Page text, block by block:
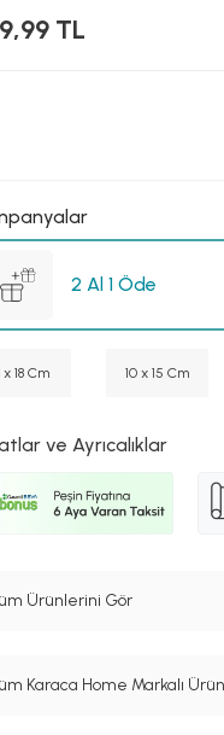
TL
2 Al 1 Öde
x 18 Cm 10 x 15 Cm
ve Ayrıcalıklar
Ürünlerini Gör
Karaca Home Markalı